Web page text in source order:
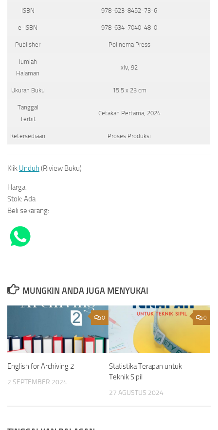
ISBN 978-623-8452-73-6
e-ISBN 978-634-7040-48-0
Publisher Polinema Press
Jumlah
Halaman
xiv, 92
Ukuran Buku 15.5 x 23 cm
Tanggal
Terbit
Cetakan Pertama, 2024
Ketersediaan Proses Produksi
Klik Unduh (Riview Buku)
Harga:
Stok: Ada
Beli sekarang:
MUNGKIN ANDA JUGA MENYUKAI
0
English for Archiving 2
2 SEPTEMBER 2024
0
Statistika Terapan untuk
Teknik Sipil
27 AGUSTUS 2024